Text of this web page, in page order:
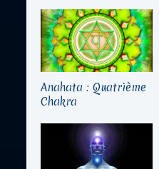
Anahata : Quatrième
Chakra